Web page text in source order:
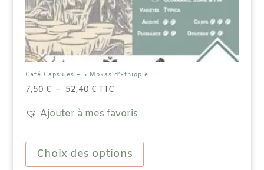
Café Capsules – 5 Mokas d’Ethiopie
7,50 € – 52,40 €Plage
prix :
à
52,40 €
TTC
Ajouter à mes favoris
Choix des options
produit
plusieurs